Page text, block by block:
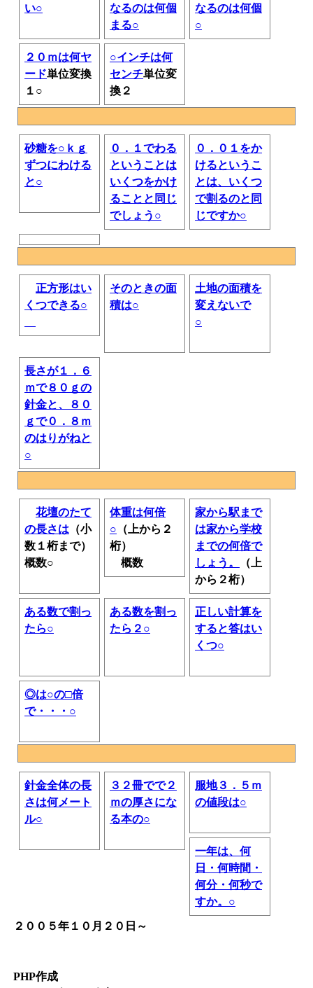
い○
なるのは何個
まる○
なるのは何個
○
２０ｍは何ヤ
ード単位変換
１○
○インチは何
センチ単位変
換２
砂糖を○ｋｇ
ずつにわける
と○
０．１でわる
ということは
いくつをかけ
ることと同じ
でしょう○
０．０１をか
けるというこ
とは、いくつ
で割るのと同
じですか○
正方形はい
くつできる○
そのときの面
積は○
土地の面積を
変えないで
○
長さが１．６
ｍで８０ｇの
針金と、８０
ｇで０．８ｍ
のはりがねと
○
花壇のたて
の長さは （小
数１桁まで）
概数○
体重は何倍
○ （上から２
桁）
概数
家から駅まで
は家から学校
までの何倍で
しょう。
（上
から２桁）
ある数で割っ
たら○
ある数を割っ
たら２○
正しい計算を
すると答はい
くつ○
◎は○の□倍
で・・・○
針金全体の長
さは何メート
ル○
３２冊でで２
ｍの厚さにな
る本の○
服地３．５ｍ
の値段は○
一年は、何
日・何時間・
何分・何秒で
すか。○
２００５年１０月２０日～
PHP作成